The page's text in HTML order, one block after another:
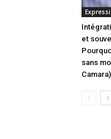
et
sans
Camara)